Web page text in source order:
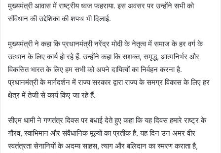
मुख्यमंत्री आवास में राष्ट्रीय ध्वज फहराया. इस अवसर पर उन्होंने सभी को
संविधान की उद्देशिका की शपथ भी दिलाई.
मुख्यमंत्री ने कहा कि प्रधानमंत्री नरेंद्र मोदी के नेतृत्व में समाज के हर वर्ग के
उत्थान के लिए कार्य हो रहे हैं. उन्होंने कहा कि सशक्त, समृद्ध, आत्मनिर्भर और
विकसित भारत के लिए हम सभी को अपने दायित्वों का निर्वहन करना है.
प्रधानमंत्री के मार्गदर्शन में राज्य सरकार द्वारा राज्य के समग्र विकास के लिए हर
क्षेत्र में तेजी से कार्य किए जा रहे हैं.
सीएम धामी ने गणतंत्र दिवस पर बधाई देते हुए कहा कि यह दिवस हमारे राष्ट्र के
गौरव, स्वाभिमान और संवैधानिक मूल्यों का प्रतीक है. यह दिन उन अमर वीर
स्वतंत्रता सेनानियों के अदम्य साहस, त्याग और बलिदान का स्मरण कराता है,